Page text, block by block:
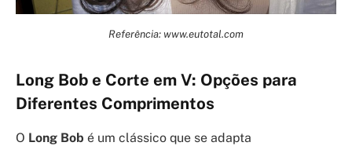
Referência: www.eutotal.com
Long Bob e Corte em V: Opções para
Diferentes Comprimentos
O Long Bob é um clássico que se adapta